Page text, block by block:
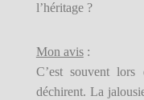
l’héritage ?
Mon avis:
C’est souvent
déchirent. La